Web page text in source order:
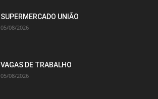
SUPERMERCADO UNIÃO
05/08/2026
VAGAS DE TRABALHO
05/08/2026